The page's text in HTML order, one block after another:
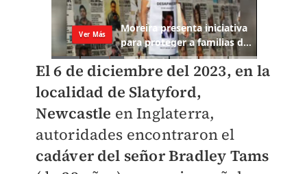
El 6 de diciembre del 2023, en la
localidad de Slatyford,
Newcastle en Inglaterra,
autoridades encontraron el
cadáver del señor Bradley Tams